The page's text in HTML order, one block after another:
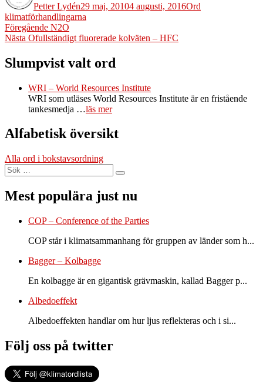
Petter Lydén29 maj, 20104 augusti, 2016Ord
klimatförhandlingarna
Inläggsnavigering
Föregående Föregående
inlägg:
N2O
Nästa Nästa
Ofullständigt fluorerade kolväten – HFC
Slumpvist valt ord
WRI – World Resources Institute
WRI som utläses World Resources Institute är en fristående
tankesmedja …läs mer
Alfabetisk översikt
Alla ord i bokstavsordning
Sök
efter:
Sök
Mest populära just nu
COP – Conference of the Parties
COP står i klimatsammanhang för gruppen av länder som h...
Bagger – Kolbagge
En kolbagge är en gigantisk grävmaskin, kallad Bagger p...
Albedoeffekt
Albedoeffekten handlar om hur ljus reflekteras och i si...
Följ oss på twitter